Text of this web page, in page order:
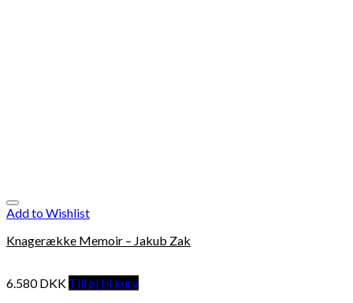
Add to Wishlist
Knagerække Memoir – Jakub Zak
6.580DKK Tilføj til kurv